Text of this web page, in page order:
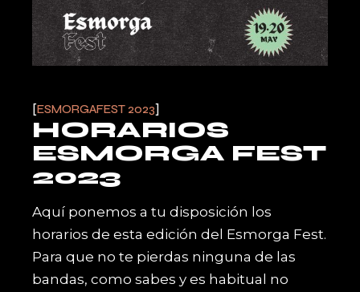
ESMORGAFEST 2023
HORARIOS
ESMORGA FEST
2023
Aquí ponemos a tu disposición los
horarios de esta edición del Esmorga Fest.
Para que no te pierdas ninguna de las
bandas, como sabes y es habitual no